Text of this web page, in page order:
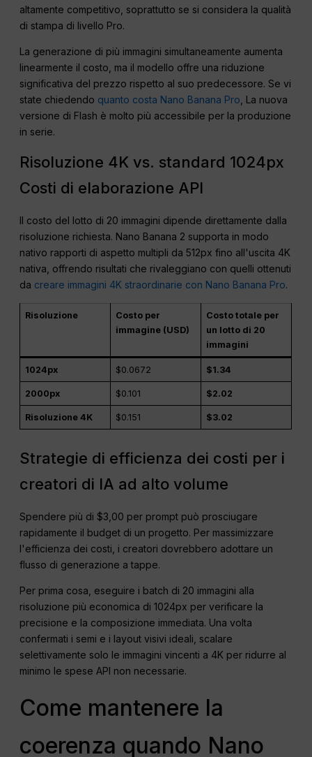
altamente competitivo, soprattutto se si considera la qualità
di stampa di livello Pro.
La generazione di più immagini simultaneamente aumenta
linearmente il costo, ma il modello offre una riduzione
significativa del prezzo rispetto al suo predecessore. Se vi
state chiedendo quanto costa Nano Banana Pro , La nuova
versione di Flash è molto più accessibile per la produzione
in serie.
Risoluzione 4K vs. standard 1024px
Costi di elaborazione API
Il costo del lotto di 20 immagini dipende direttamente dalla
risoluzione richiesta. Nano Banana 2 supporta in modo
nativo rapporti di aspetto multipli da 512px fino all'uscita 4K
nativa, offrendo risultati che rivaleggiano con quelli ottenuti
da creare immagini 4K straordinarie con Nano Banana Pro.
Risoluzione
Costo per
immagine (USD)
Costo totale per
un lotto di 20
immagini
1024px $0.0672 $1.34
2000px $0.101 $2.02
Risoluzione 4K $0.151 $3.02
Strategie di efficienza dei costi per i
creatori di IA ad alto volume
Spendere più di $3,00 per prompt può prosciugare
rapidamente il budget di un progetto. Per massimizzare
l'efficienza dei costi, i creatori dovrebbero adottare un
flusso di generazione a tappe.
Per prima cosa, eseguire i batch di 20 immagini alla
risoluzione più economica di 1024px per verificare la
precisione e la composizione immediata. Una volta
confermati i semi e i layout visivi ideali, scalare
selettivamente solo le immagini vincenti a 4K per ridurre al
minimo le spese API non necessarie.
Come mantenere la
coerenza quando Nano